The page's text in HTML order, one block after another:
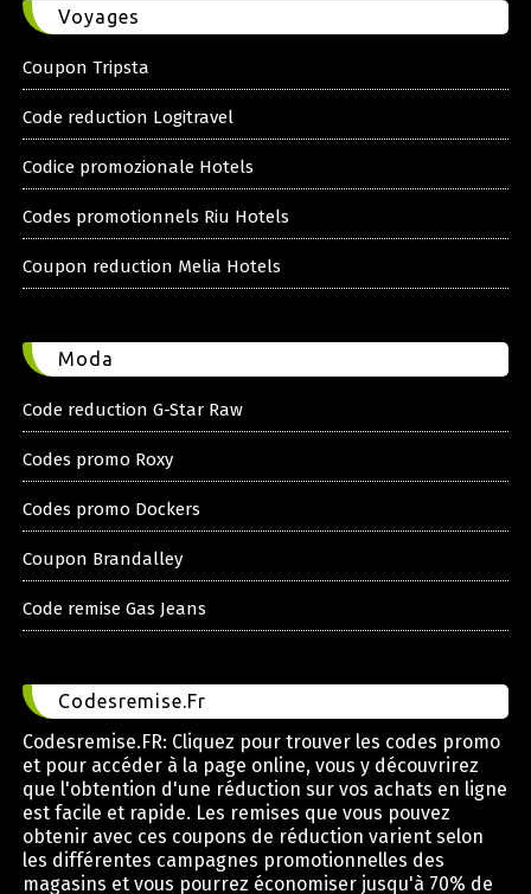
Voyages
Coupon Tripsta
Code reduction Logitravel
Codice promozionale Hotels
Codes promotionnels Riu Hotels
Coupon reduction Melia Hotels
Moda
Code reduction G-Star Raw
Codes promo Roxy
Codes promo Dockers
Coupon Brandalley
Code remise Gas Jeans
Codesremise.Fr
Codesremise.FR: Cliquez pour trouver les codes promo
et pour accéder à la page online, vous y découvrirez
que l'obtention d'une réduction sur vos achats en ligne
est facile et rapide. Les remises que vous pouvez
obtenir avec ces coupons de réduction varient selon
les différentes campagnes promotionnelles des
magasins et vous pourrez économiser jusqu'à 70% de